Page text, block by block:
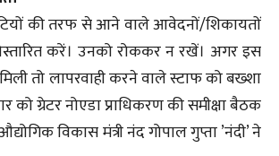
की तरफ से आने वाले आवेदनों/शिकायतों
करें। उनको रोककर न रखें। अगर इस
तो लापरवाही करने वाले स्टाफ को बख्शा
को ग्रेटर नोएडा प्राधिकरण की समीक्षा बैठक
विकास मंत्री नंद गोपाल गुप्ता ’नंदी’ ने